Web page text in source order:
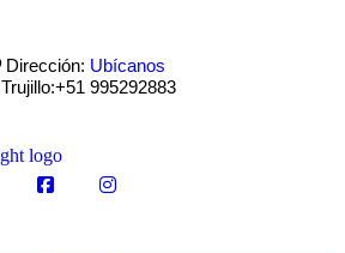
Dirección: Ubícanos
Trujillo:+51 995292883